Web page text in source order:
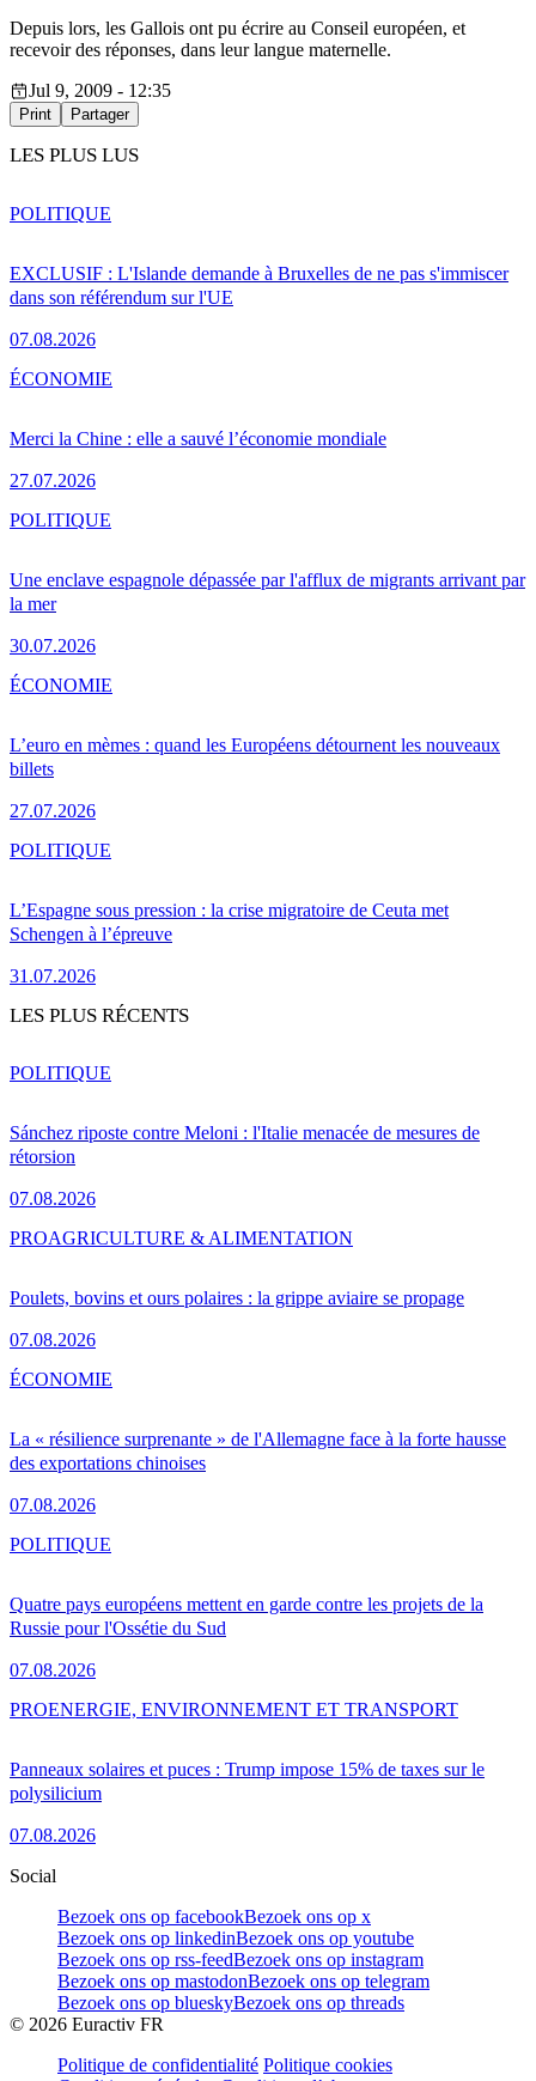
Depuis lors, les Gallois ont pu écrire au Conseil européen, et
recevoir des réponses, dans leur langue maternelle.
Jul 9, 2009 - 12:35
Print Partager
LES PLUS LUS
EXCLUSIF : L'Islande demande à Bruxelles de ne pas s'immiscer
dans son référendum sur l'UE
07.08.2026
POLITIQUE
Merci la Chine : elle a sauvé l’économie mondiale
27.07.2026
ÉCONOMIE
Une enclave espagnole dépassée par l'afflux de migrants arrivant par
la mer
30.07.2026
POLITIQUE
L’euro en mèmes : quand les Européens détournent les nouveaux
billets
27.07.2026
ÉCONOMIE
L’Espagne sous pression : la crise migratoire de Ceuta met
Schengen à l’épreuve
31.07.2026
POLITIQUE
LES PLUS RÉCENTS
Sánchez riposte contre Meloni : l'Italie menacée de mesures de
rétorsion
07.08.2026
POLITIQUE
Poulets, bovins et ours polaires : la grippe aviaire se propage
07.08.2026
PROAGRICULTURE & ALIMENTATION
La « résilience surprenante » de l'Allemagne face à la forte hausse
des exportations chinoises
07.08.2026
ÉCONOMIE
Quatre pays européens mettent en garde contre les projets de la
Russie pour l'Ossétie du Sud
07.08.2026
POLITIQUE
Panneaux solaires et puces : Trump impose 15% de taxes sur le
polysilicium
07.08.2026
PROENERGIE, ENVIRONNEMENT ET TRANSPORT
Social
Bezoek ons op facebookBezoek ons op x
Bezoek ons op linkedinBezoek ons op youtube
Bezoek ons op rss-feedBezoek ons op instagram
Bezoek ons op mastodonBezoek ons op telegram
Bezoek ons op blueskyBezoek ons op threads
© 2026 Euractiv FR
Politique de confidentialité Politique cookies